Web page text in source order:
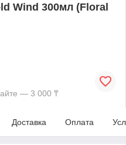
Wind 300мл (Floral
— 3 000 ₸
Доставка Оплата